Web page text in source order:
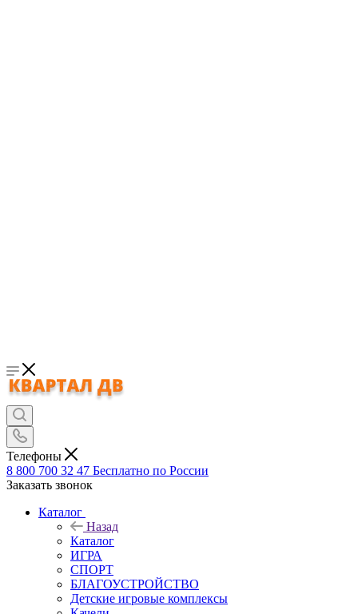
Телефоны
8 800 700 32 47 Бесплатно по России
Заказать звонок
Каталог
Назад
Каталог
ИГРА
СПОРТ
БЛАГОУСТРОЙСТВО
Детские игровые комплексы